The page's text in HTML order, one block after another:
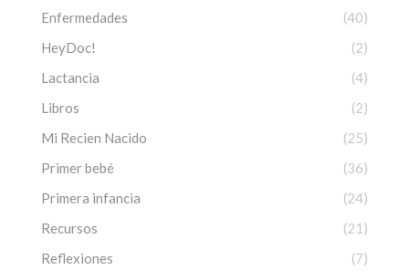
Enfermedades
(40)
HeyDoc!
(2)
Lactancia
(4)
Libros
(2)
Mi Recien Nacido
(25)
Primer bebé
(36)
Primera infancia
(24)
Recursos
(21)
Reflexiones
(7)